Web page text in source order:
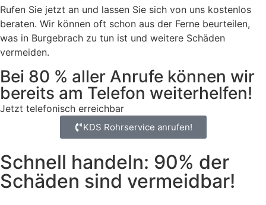
Rufen Sie jetzt an und lassen Sie sich von uns kostenlos
beraten. Wir können oft schon aus der Ferne beurteilen,
was in Burgebrach zu tun ist und weitere Schäden
vermeiden.
Bei 80 % aller Anrufe können wir
bereits am Telefon weiterhelfen!
Jetzt telefonisch erreichbar
KDS Rohrservice anrufen!
Schnell handeln: 90% der
Schäden sind vermeidbar!